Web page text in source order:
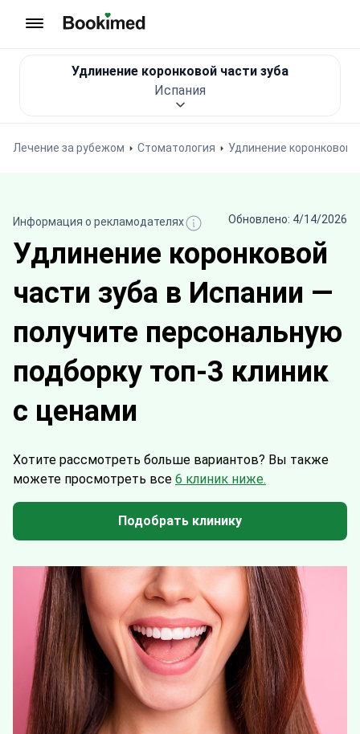
Лечение за рубежом Стоматология Удлинение коронковой
Удлинение коронковой части зуба
Испания
Информация о рекламодателях Обновлено: 4/14/2026
Удлинение коронковой
части зуба в Испании —
получите персональную
подборку топ-3 клиник
с ценами
Хотите рассмотреть больше вариантов? Вы также
можете просмотреть все 6 клиник ниже.
Подобрать клинику